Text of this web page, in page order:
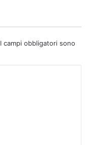
I campi obbligatori sono